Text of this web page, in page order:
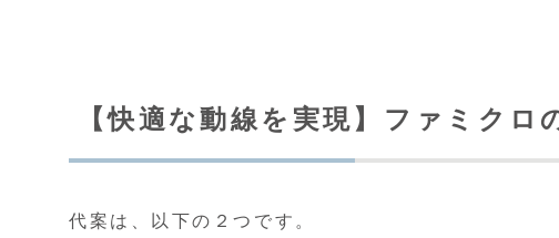
【快適な動線を実現】ファミクロ
代案は、以下の２つです。